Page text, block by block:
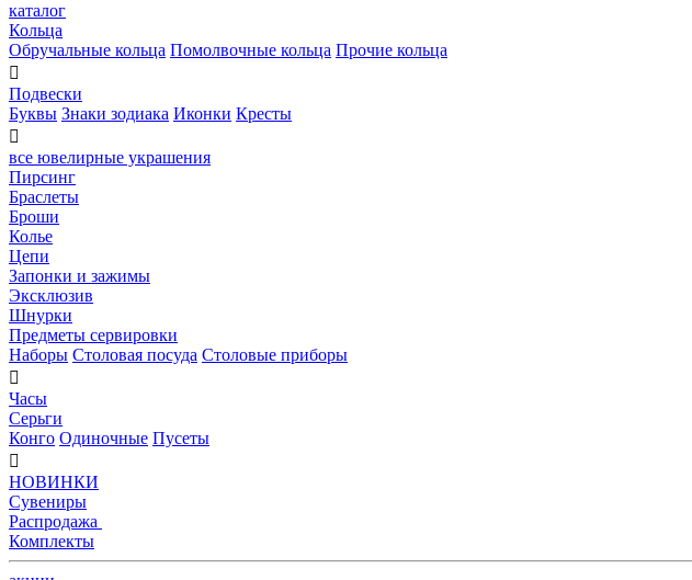
каталог
Кольца
Обручальные кольца Помолвочные кольца Прочие кольца

Подвески
Буквы Знаки зодиака Иконки Кресты

все ювелирные украшения
Пирсинг
Браслеты
Броши
Колье
Цепи
Запонки и зажимы
Эксклюзив
Шнурки
Предметы сервировки
Наборы Столовая посуда Столовые приборы

Часы
Серьги
Конго Одиночные Пусеты

НОВИНКИ
Сувениры
Распродажа
Комплекты